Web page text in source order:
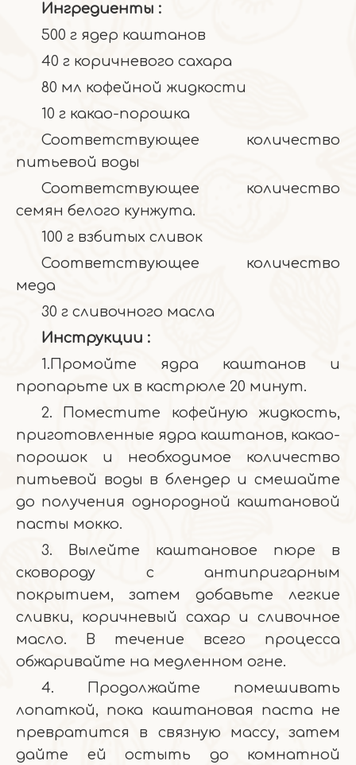
Ингредиенты :
500 г ядер каштанов
40 г коричневого сахара
80 мл кофейной жидкости
10 г какао-порошка
Соответствующее количество
питьевой воды
Соответствующее количество
семян белого кунжута.
100 г взбитых сливок
Соответствующее количество
меда
30 г сливочного масла
Инструкции :
1.Промойте ядра каштанов и
пропарьте их в кастрюле 20 минут.
2. Поместите кофейную жидкость,
приготовленные ядра каштанов, какао-
порошок и необходимое количество
питьевой воды в блендер и смешайте
до получения однородной каштановой
пасты мокко.
3. Вылейте каштановое пюре в
сковороду с антипригарным
покрытием, затем добавьте легкие
сливки, коричневый сахар и сливочное
масло. В течение всего процесса
обжаривайте на медленном огне.
4. Продолжайте помешивать
лопаткой, пока каштановая паста не
превратится в связную массу, затем
дайте ей остыть до комнатной